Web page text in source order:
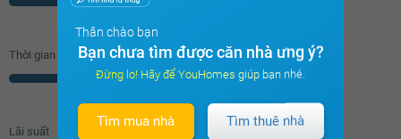
Thời gian vay
Năm
Lãi suất
Thân chào bạn
Bạn chưa tìm được căn nhà ưng ý?
Đừng lo! Hãy để YouHomes giúp bạn nhé.
Tìm mua nhà Tìm thuê nhà